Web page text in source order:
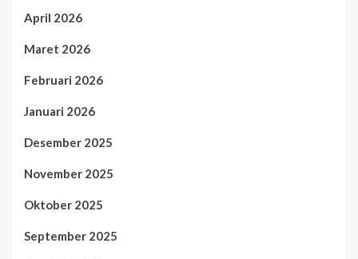
April 2026
Maret 2026
Februari 2026
Januari 2026
Desember 2025
November 2025
Oktober 2025
September 2025